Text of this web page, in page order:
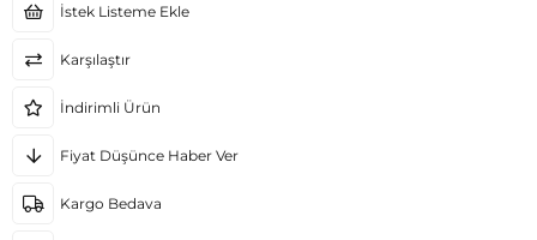
İstek Listeme Ekle
Karşılaştır
İndirimli Ürün
Fiyat Düşünce Haber Ver
Kargo Bedava